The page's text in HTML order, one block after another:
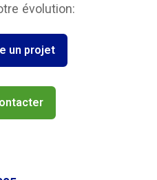
évolution:
un projet